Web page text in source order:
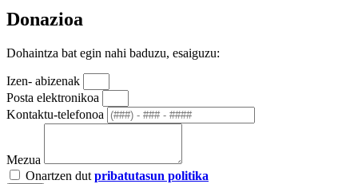
Donazioa
Dohaintza bat egin nahi baduzu, esaiguzu:
Izen- abizenak
Posta elektronikoa
Kontaktu-telefonoa
Mezua
Onartzen dut pribatutasun politika